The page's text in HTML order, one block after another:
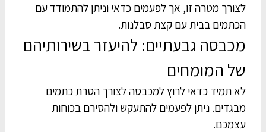
לצורך מטרה זו, אך לפעמים כדאי וניתן להתמודד עם
הכתמים בבית עם קצת סבלנות.
מכבסה גבעתיים: להיעזר בשירותיהם
של המומחים
לא תמיד כדאי לרוץ למכבסה לצורך הסרת כתמים
מבגדים. ניתן לפעמים להתעקש ולהסירם בכוחות
עצמכם.